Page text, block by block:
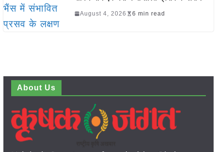
August 4, 2026 6 min read
About Us